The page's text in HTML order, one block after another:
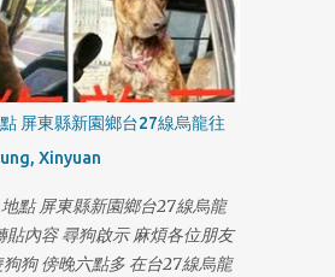
屏東縣新園鄉台27線烏龍往
Xinyuan
地點 屏東縣新園鄉台27線烏龍
貼內容 尋狗啟示 麻煩各位朋友
狗 傍晚六點多 在台27線烏龍